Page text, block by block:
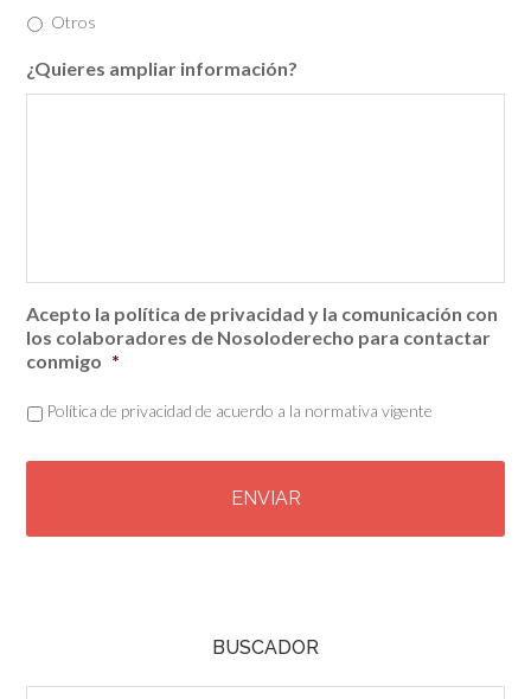
Otros
¿Quieres ampliar información?
Acepto la política de privacidad y la comunicación con
los colaboradores de Nosoloderecho para contactar
conmigo *
Política de privacidad de acuerdo a la normativa vigente
BUSCADOR